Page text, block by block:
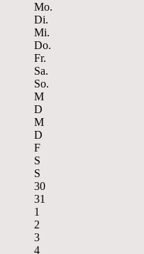
Mo.
Di.
Mi.
Do.
Fr.
Sa.
So.
M
D
M
D
F
S
S
30
31
1
2
3
4